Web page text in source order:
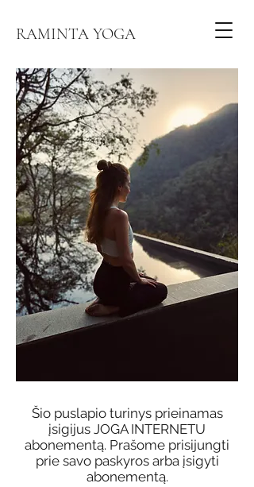
RAMINTA YOGA
Šio puslapio turinys prieinamas
įsigijus JOGA INTERNETU
abonementą. Prašome prisijungti
prie savo paskyros arba įsigyti
abonementą.